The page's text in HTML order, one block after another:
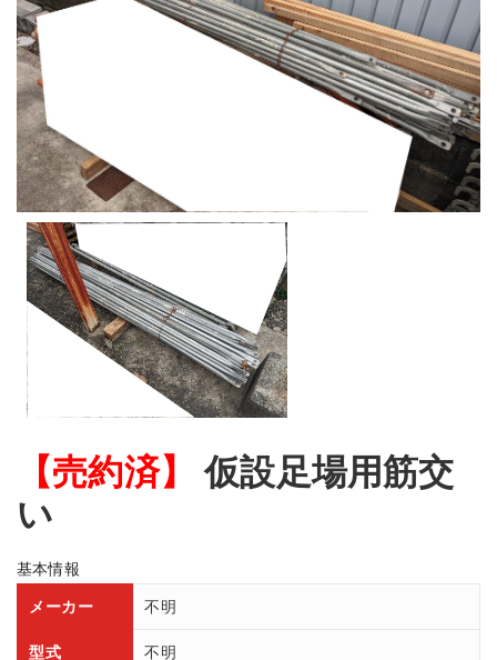
【売約済】
仮設足場用筋交
い
基本情報
メーカー
不明
型式 不明